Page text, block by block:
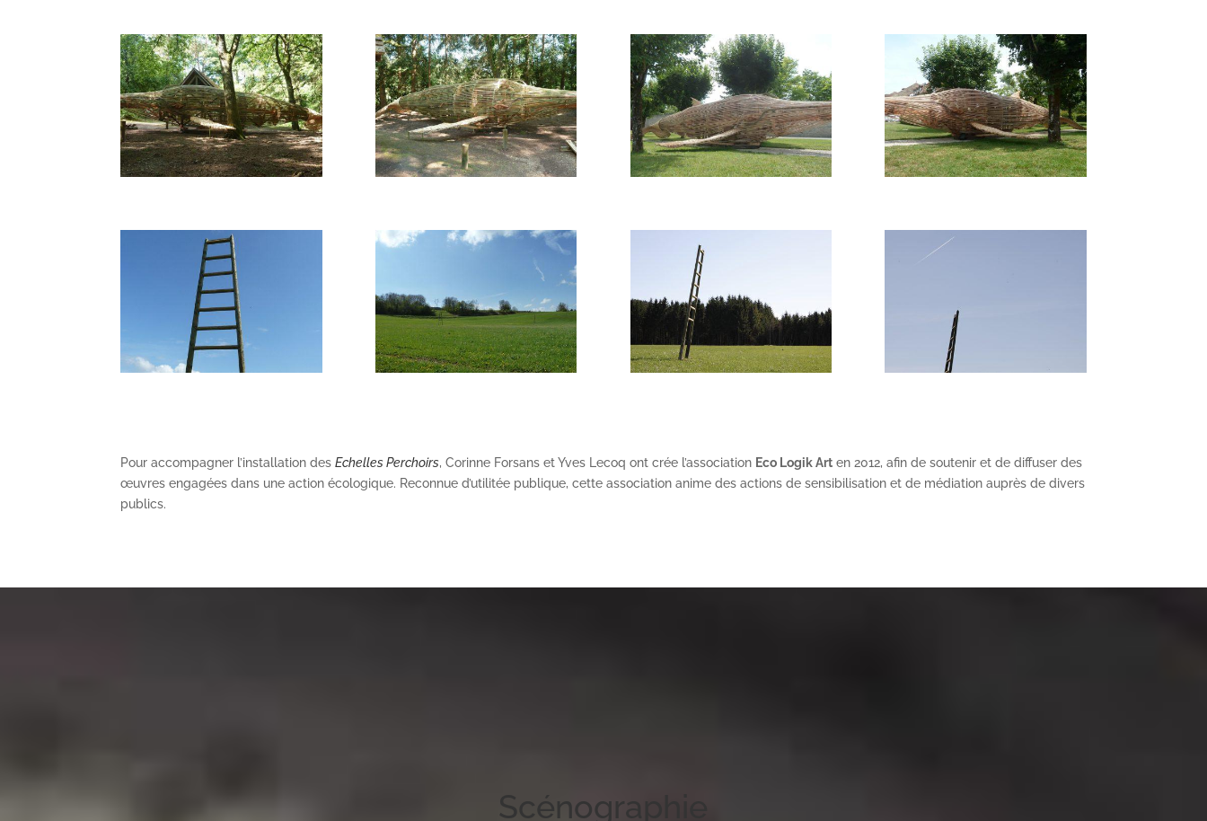
Pour accompagner l’installation desEchelles Perchoirs, Corinne Forsans et Yves Lecoq ont crée l’association Eco Logik Art en 2012, afin de soutenir et de diffuser des
œuvres engagées dans une action écologique. Reconnue d’utilitée publique, cette association anime des actions de sensibilisation et de médiation auprès de divers
publics.
Scénographie